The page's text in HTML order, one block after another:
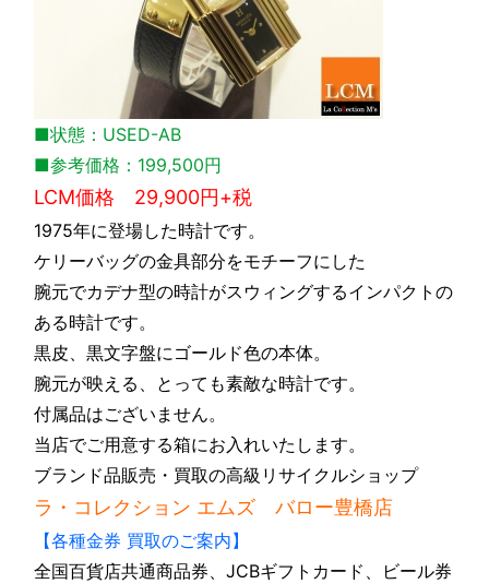
■状態：USED-AB
■参考価格：199,500円
LCM価格 29,900円+税
1975年に登場した時計です。
ケリーバッグの金具部分をモチーフにした
腕元でカデナ型の時計がスウィングするインパクトの
ある時計です。
黒皮、黒文字盤にゴールド色の本体。
腕元が映える、とっても素敵な時計です。
付属品はございません。
当店でご用意する箱にお入れいたします。
ブランド品販売・買取の高級リサイクルショップ
ラ・コレクション エムズ バロー豊橋店
【各種金券 買取のご案内】
全国百貨店共通商品券、JCBギフトカード、ビール券